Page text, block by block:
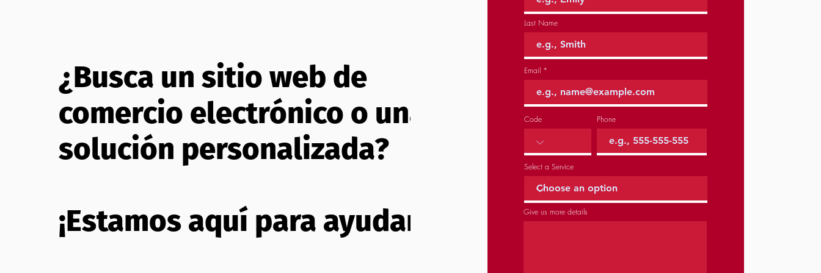
¿Busca un sitio web de
comercio electrónico o una
solución personalizada?
¡Estamos aquí para ayudarte!
Last Name
Email
Code Phone
Select a Service
Give us more details